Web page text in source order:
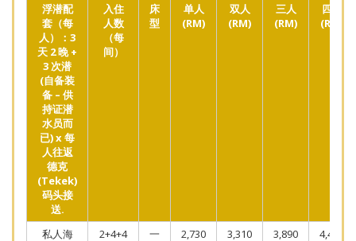
浮潜配
套（每
人）：3
天 2 晚 +
3 次潜
(自备装
备 – 供
持证潜
水员而
已) x 每
人往返
德克
(Tekek)
码头接
送.
入住
人数
（每
间）
床
型
单人
(RM)
双人
(RM)
三人
(RM)
四人
(RM)
私人海
2+4+4
一
2,730 3,310 3,890 4,470